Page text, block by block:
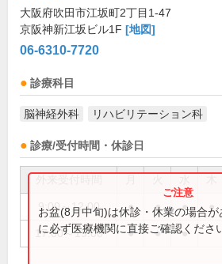
大阪府吹田市江坂町2丁目1-47
京阪神新江坂ビル1F [地図]
06-6310-7720
診療科目
脳神経外科 リハビリテーション科
診療/受付時間・休診日
9:00～12:00 ● ● ● ●
17:00～19:00 ● ● ●
お盆(8月中旬)は休診・休業の場合
に必ず医療機関に直接ご確認くださ